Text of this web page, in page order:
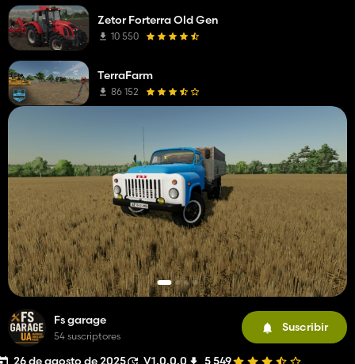
Fs garage
54 suscriptores
Suscribir
26 de agosto de 2025 V1.0.0.0 5 549
Zetor Forterra Old Gen
10 550
TerraFarm
86 152